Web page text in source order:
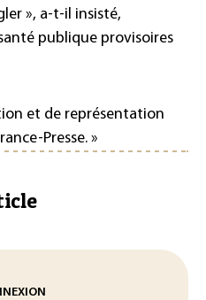
», a-t-il insisté,
publique provisoires
et de représentation
Presse. »